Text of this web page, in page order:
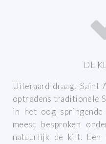
DE
Uiteraard draagt Saint
optredens traditionele
in het oog
meest besproken
natuurlijk de kilt. Een